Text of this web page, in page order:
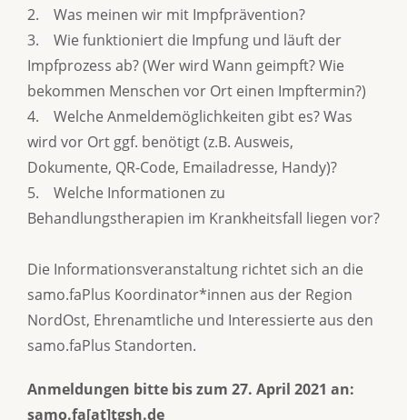
2. Was meinen wir mit Impfprävention?
3. Wie funktioniert die Impfung und läuft der
Impfprozess ab? (Wer wird Wann geimpft? Wie
bekommen Menschen vor Ort einen Impftermin?)
4. Welche Anmeldemöglichkeiten gibt es? Was
wird vor Ort ggf. benötigt (z.B. Ausweis,
Dokumente, QR-Code, Emailadresse, Handy)?
5. Welche Informationen zu
Behandlungstherapien im Krankheitsfall liegen vor?
Die Informationsveranstaltung richtet sich an die
samo.faPlus Koordinator*innen aus der Region
NordOst, Ehrenamtliche und Interessierte aus den
samo.faPlus Standorten.
Anmeldungen bitte bis zum 27. April 2021 an:
samo.fa[at]tgsh.de